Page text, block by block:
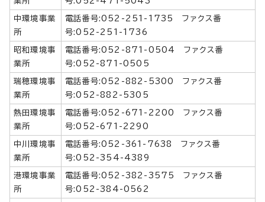
中環境事業
所
電話番号:052-251-1735 ファクス番
号:052-251-1736
昭和環境事
業所
電話番号:052-871-0504 ファクス番
号:052-871-0505
瑞穂環境事
業所
電話番号:052-882-5300 ファクス番
号:052-882-5305
熱田環境事
業所
電話番号:052-671-2200 ファクス番
号:052-671-2290
中川環境事
業所
電話番号:052-361-7638 ファクス番
号:052-354-4389
港環境事業
所
電話番号:052-382-3575 ファクス番
号:052-384-0562